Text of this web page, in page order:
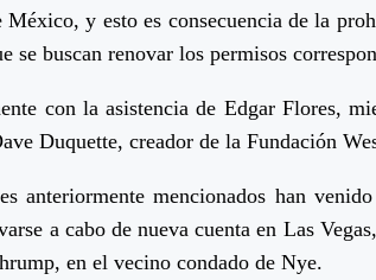
México, y esto es consecuencia de la
se buscan renovar los permisos
con la asistencia de Edgar Flores,
Duquette, creador de la Fundación
anteriormente mencionados han
a cabo de nueva cuenta en Las
en el vecino condado de Nye.